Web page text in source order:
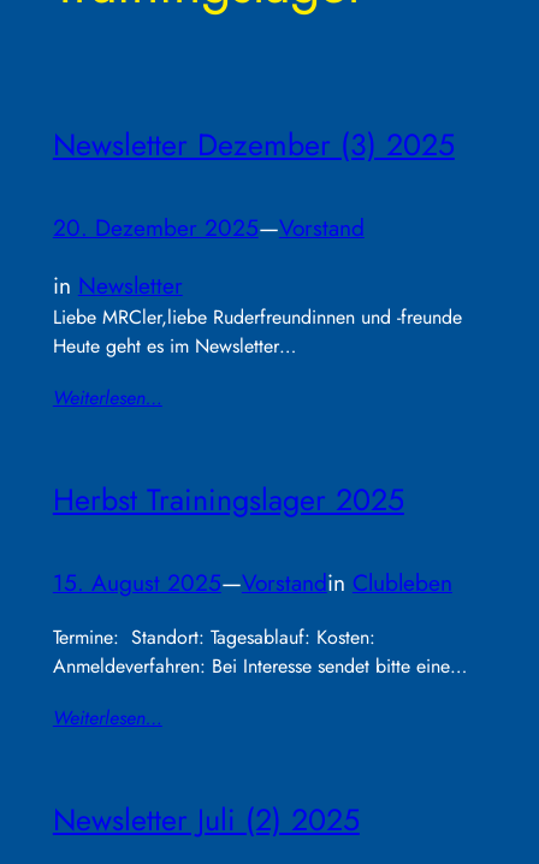
Newsletter Dezember (3) 2025
20. Dezember 2025—Vorstand
in Newsletter
Liebe MRCler,liebe Ruderfreundinnen und -freunde
Heute geht es im Newsletter…
Weiterlesen…
Herbst Trainingslager 2025
15. August 2025—Vorstandin Clubleben
Termine: Standort: Tagesablauf: Kosten:
Anmeldeverfahren: Bei Interesse sendet bitte eine…
Weiterlesen…
Newsletter Juli (2) 2025